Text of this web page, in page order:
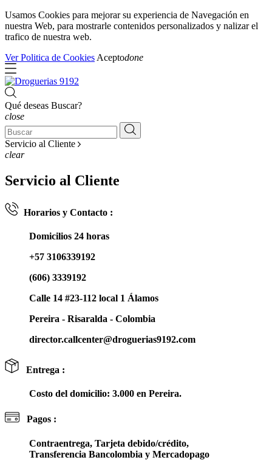
Usamos Cookies para mejorar su experiencia de Navegación en
nuestra Web, para mostrarle contenidos personalizados y nalizar el
trafico de nuestra web.
Ver Politica de Cookies Aceptodone
Qué deseas Buscar?
close
Servicio al Cliente
clear
Servicio al Cliente
Horarios y Contacto :
Domicilios 24 horas
+57 3106339192
(606) 3339192
Calle 14 #23-112 local 1 Álamos
Pereira - Risaralda - Colombia
director.callcenter@droguerias9192.com
Entrega :
Costo del domicilio: 3.000 en Pereira.
Pagos :
Contraentrega, Tarjeta debido/crédito,
Transferencia Bancolombia y Mercadopago